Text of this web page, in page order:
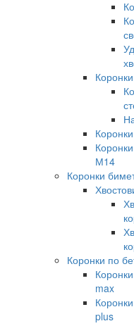
М14
Коронки
Коронки по
max
plus